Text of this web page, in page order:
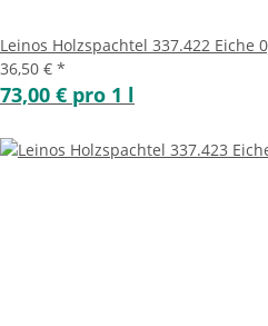
Leinos Holzspachtel 337.422 Eiche
36,50 € *
73,00 € pro 1 l